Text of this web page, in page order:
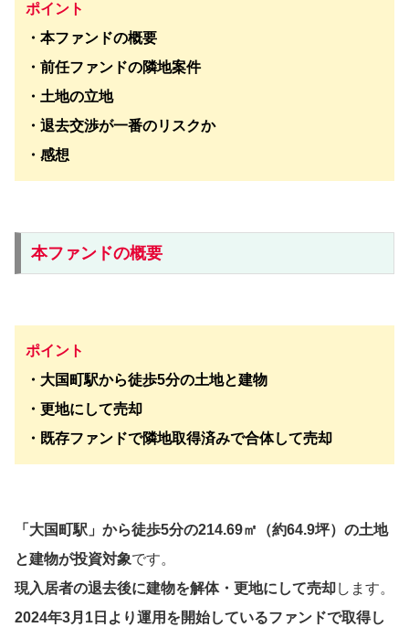
ポイント
・本ファンドの概要
・前任ファンドの隣地案件
・土地の立地
・退去交渉が一番のリスクか
・感想
本ファンドの概要
ポイント
・大国町駅から徒歩5分の土地と建物
・更地にして売却
・既存ファンドで隣地取得済みで合体して売却
「大国町駅」から徒歩5分の214.69㎡（約64.9坪）の土地
と建物が投資対象です。
現入居者の退去後に建物を解体・更地にして売却します。
2024年3月1日より運用を開始しているファンドで取得し